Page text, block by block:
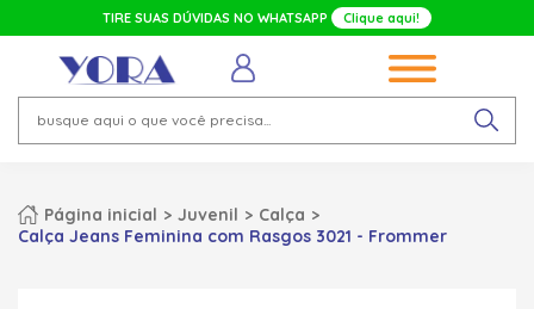
TIRE SUAS DÚVIDAS NO WHATSAPP Clique aqui!
Página inicial Juvenil
Calça
Calça Jeans Feminina com Rasgos 3021 - Frommer